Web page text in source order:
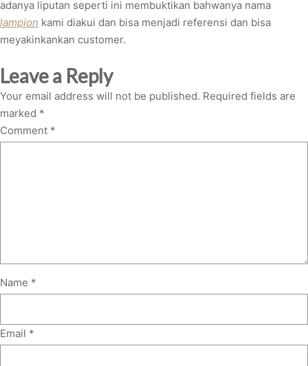
adanya liputan seperti ini membuktikan bahwanya nama
lampion kami diakui dan bisa menjadi referensi dan bisa
meyakinkankan customer.
Leave a Reply
Your email address will not be published. Required fields are
marked *
Comment *
Name *
Email *